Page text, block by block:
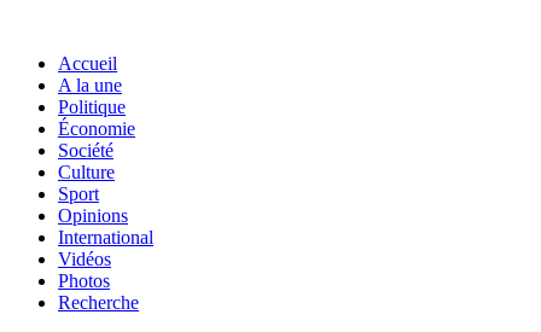
Accueil
A la une
Politique
Économie
Société
Culture
Sport
Opinions
International
Vidéos
Photos
Recherche